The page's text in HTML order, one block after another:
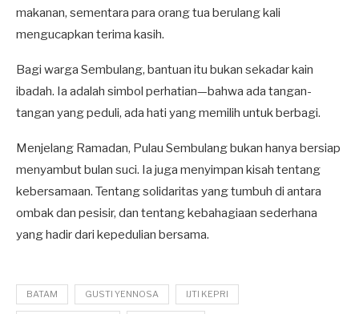
makanan, sementara para orang tua berulang kali
mengucapkan terima kasih.
Bagi warga Sembulang, bantuan itu bukan sekadar kain
ibadah. Ia adalah simbol perhatian—bahwa ada tangan-
tangan yang peduli, ada hati yang memilih untuk berbagi.
Menjelang Ramadan, Pulau Sembulang bukan hanya bersiap
menyambut bulan suci. Ia juga menyimpan kisah tentang
kebersamaan. Tentang solidaritas yang tumbuh di antara
ombak dan pesisir, dan tentang kebahagiaan sederhana
yang hadir dari kepedulian bersama.
BATAM GUSTI YENNOSA IJTI KEPRI